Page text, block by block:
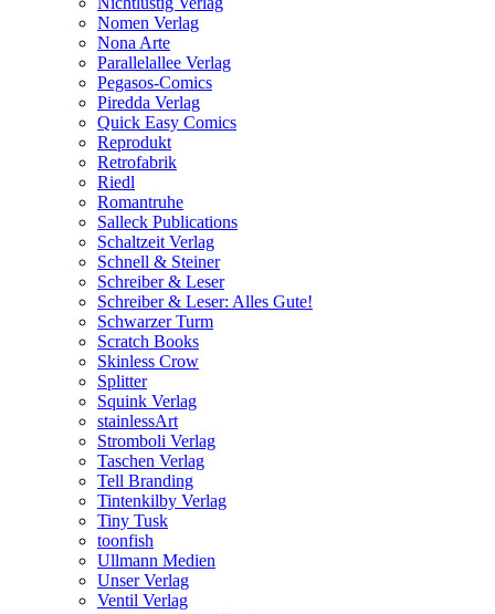
Nomen Verlag
Nona Arte
Parallelallee Verlag
Pegasos-Comics
Piredda Verlag
Quick Easy Comics
Reprodukt
Retrofabrik
Riedl
Romantruhe
Salleck Publications
Schaltzeit Verlag
Schnell & Steiner
Schreiber & Leser
Schreiber & Leser: Alles Gute!
Schwarzer Turm
Scratch Books
Skinless Crow
Splitter
Squink Verlag
stainlessArt
Stromboli Verlag
Taschen Verlag
Tell Branding
Tintenkilby Verlag
Tiny Tusk
toonfish
Ullmann Medien
Unser Verlag
Ventil Verlag